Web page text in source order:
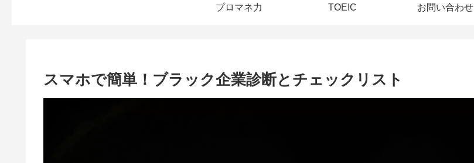
プロマネ力 TOEIC お問い合わせ
スマホで簡単！ブラック企業診断とチェックリスト